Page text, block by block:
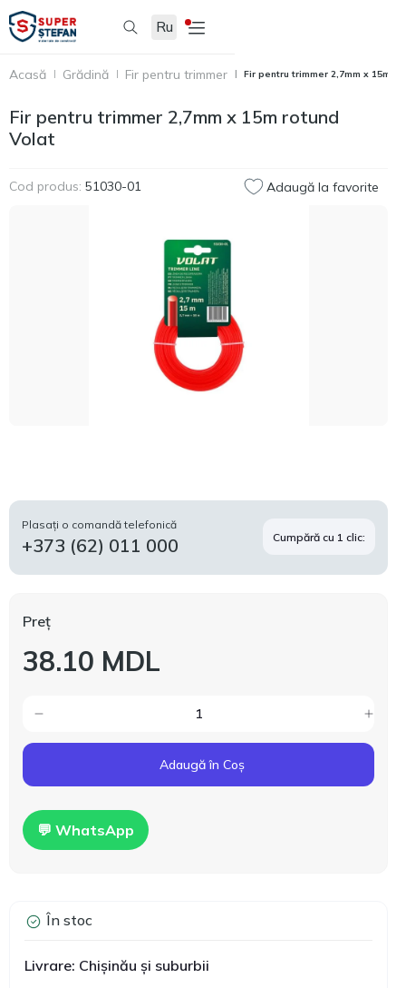
Ru
Acasă Grădină Fir pentru trimmer Fir pentru trimmer 2,7mm х 15m
Fir pentru trimmer 2,7mm х 15m rotund
Volat
Cod produs: 51030-01 Adaugă la favorite
Plasați o comandă telefonică
+373 (62) 011 000 Cumpără cu 1 clic:
Preț
38.10 MDL
Adaugă în Coș
💬 WhatsApp
În stoc
Livrare: Chișinău și suburbii